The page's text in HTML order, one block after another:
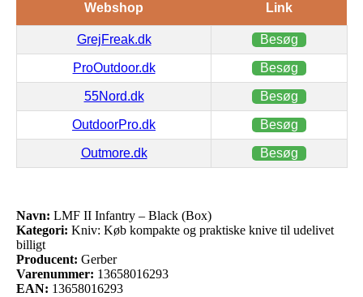
Webshop Link
GrejFreak.dk Besøg
ProOutdoor.dk Besøg
55Nord.dk Besøg
OutdoorPro.dk Besøg
Outmore.dk Besøg
Navn: LMF II Infantry – Black (Box)
Kategori: Kniv: Køb kompakte og praktiske knive til udelivet
billigt
Producent: Gerber
Varenummer: 13658016293
EAN: 13658016293